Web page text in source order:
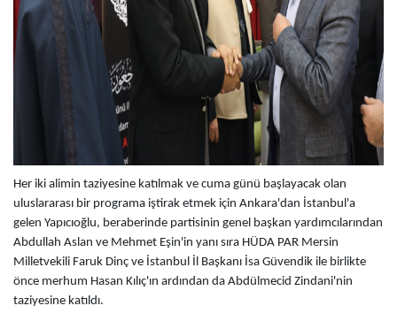
Her iki alimin taziyesine katılmak ve cuma günü başlayacak olan
uluslararası bir programa iştirak etmek için Ankara'dan İstanbul'a
gelen Yapıcıoğlu, beraberinde partisinin genel başkan yardımcılarından
Abdullah Aslan ve Mehmet Eşin'in yanı sıra HÜDA PAR Mersin
Milletvekili Faruk Dinç ve İstanbul İl Başkanı İsa Güvendik ile birlikte
önce merhum Hasan Kılıç'ın ardından da Abdülmecid Zindani'nin
taziyesine katıldı.